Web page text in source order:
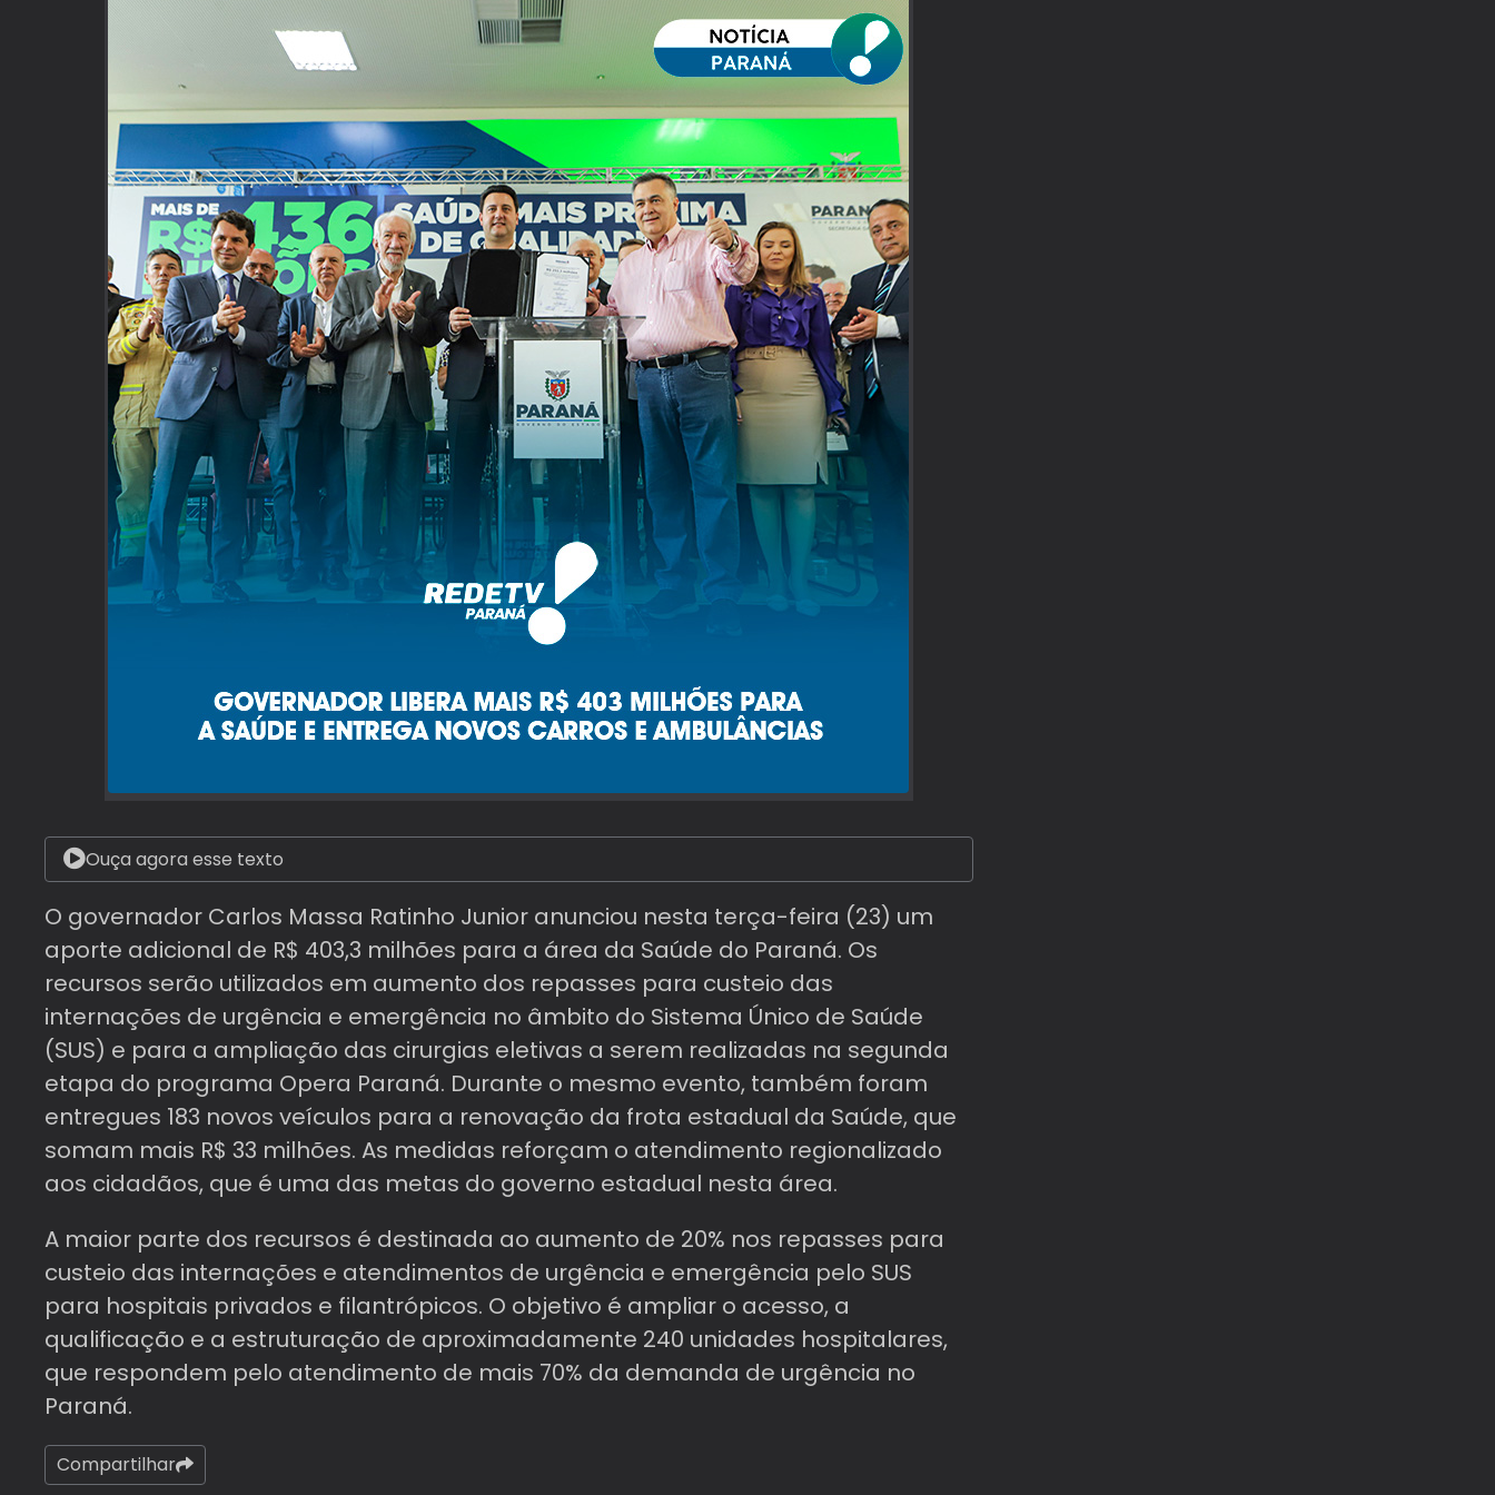
Ouça agora esse texto
O governador Carlos Massa Ratinho Junior anunciou nesta terça-feira (23) um
aporte adicional de R$ 403,3 milhões para a área da Saúde do Paraná. Os
recursos serão utilizados em aumento dos repasses para custeio das
internações de urgência e emergência no âmbito do Sistema Único de Saúde
(SUS) e para a ampliação das cirurgias eletivas a serem realizadas na segunda
etapa do programa Opera Paraná. Durante o mesmo evento, também foram
entregues 183 novos veículos para a renovação da frota estadual da Saúde, que
somam mais R$ 33 milhões. As medidas reforçam o atendimento regionalizado
aos cidadãos, que é uma das metas do governo estadual nesta área.
A maior parte dos recursos é destinada ao aumento de 20% nos repasses para
custeio das internações e atendimentos de urgência e emergência pelo SUS
para hospitais privados e filantrópicos. O objetivo é ampliar o acesso, a
qualificação e a estruturação de aproximadamente 240 unidades hospitalares,
que respondem pelo atendimento de mais 70% da demanda de urgência no
Paraná.
Compartilhar